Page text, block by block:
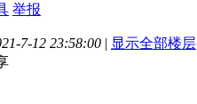
举报
7-12 23:58:00 | 显示全部楼层